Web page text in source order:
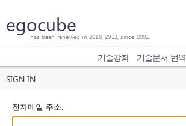
egocube
has been renewed in 2018, 2013, since 2001.
기술강좌 기술문서 번역
SIGN IN
전자메일 주소: